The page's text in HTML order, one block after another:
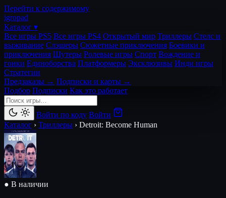
Перейти к содержимому
igropad
Каталог ▾
Все игры PS5 Все игры PS4 Открытый мир Триллеры Стелс и
выживание Слэшеры Сюжетные приключения Боевики и
приключения Шутеры Ролевые игры Спорт Вождение и
гонки Единоборства Платформеры Эксклюзивы Инди игры
Стратегии
Предзаказы → Подписки и карты →
Подбор Подписки Как это работает
Войти по коду Войти
Каталог › Триллеры › Detroit: Become Human
● В наличии